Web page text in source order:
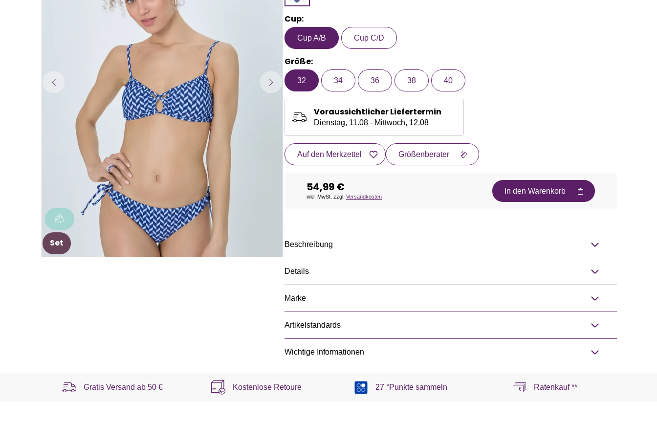
Set
Cup:
Cup A/B Cup C/D
Größe:
32 34 36 38 40
Voraussichtlicher Liefertermin
Dienstag, 11.08 - Mittwoch, 12.08
Auf den Merkzettel Größenberater
54,99 €
inkl. MwSt. zzgl. Versandkosten
In den Warenkorb
Beschreibung
Details
Marke
Artikelstandards
Wichtige Informationen
Gratis Versand ab 50 € Kostenlose Retoure 27 °Punkte sammeln Ratenkauf **